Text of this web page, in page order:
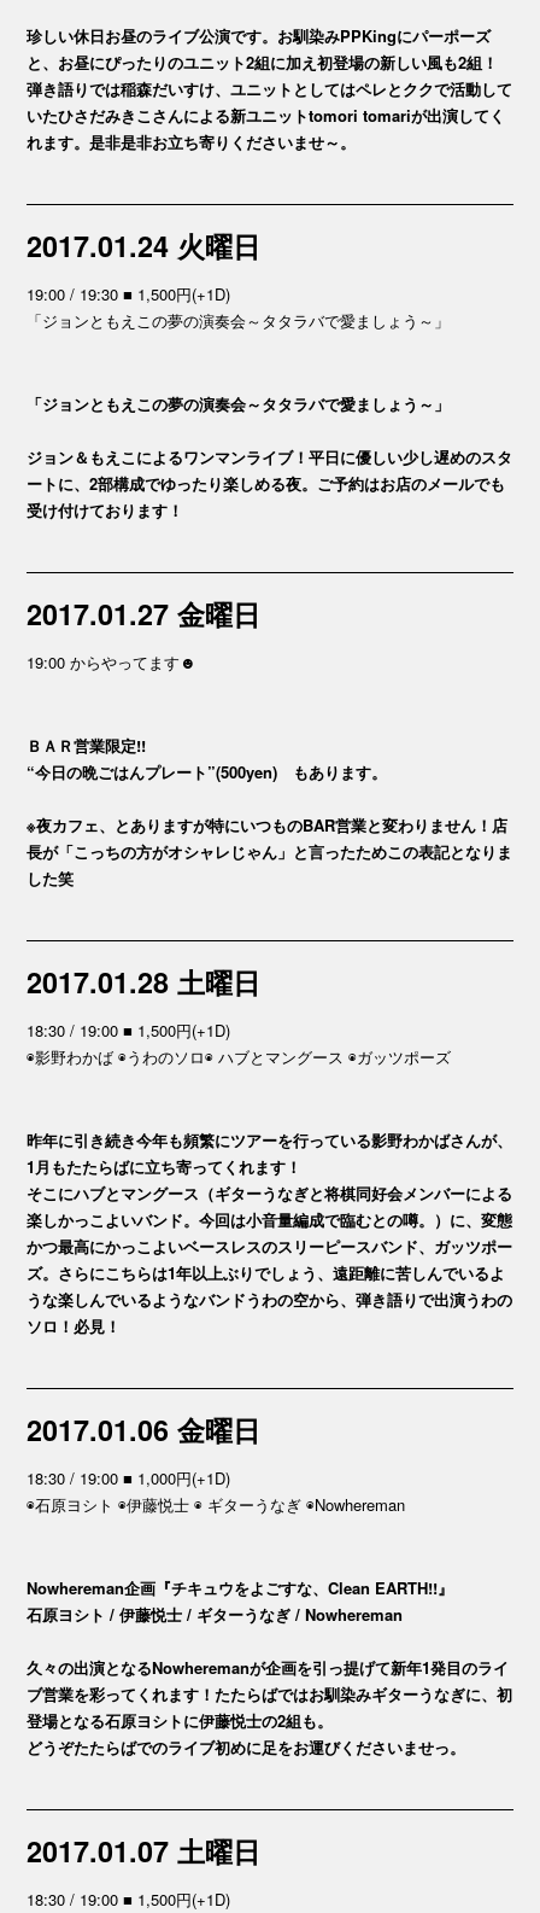
珍しい休日お昼のライブ公演です。お馴染みPPKingにパーポーズ
と、お昼にぴったりのユニット2組に加え初登場の新しい風も2組！
弾き語りでは稲森だいすけ、ユニットとしてはペレとククで活動して
いたひさだみきこさんによる新ユニットtomori tomariが出演してく
れます。是非是非お立ち寄りくださいませ～。
2017.01.24 火曜日
19:00 / 19:30 ■ 1,500円(+1D)
「ジョンともえこの夢の演奏会～タタラバで愛ましょう～」
「ジョンともえこの夢の演奏会～タタラバで愛ましょう～」
ジョン＆もえこによるワンマンライブ！平日に優しい少し遅めのスタ
ートに、2部構成でゆったり楽しめる夜。ご予約はお店のメールでも
受け付けております！
2017.01.27 金曜日
19:00 からやってます☻
ＢＡＲ営業限定!!
“今日の晩ごはんプレート”(500yen) もあります。
※夜カフェ、とありますが特にいつものBAR営業と変わりません！店
長が「こっちの方がオシャレじゃん」と言ったためこの表記となりま
した笑
2017.01.28 土曜日
18:30 / 19:00 ■ 1,500円(+1D)
◉影野わかば ◉うわのソロ◉ ハブとマングース ◉ガッツポーズ
昨年に引き続き今年も頻繁にツアーを行っている影野わかばさんが、
1月もたたらばに立ち寄ってくれます！
そこにハブとマングース（ギターうなぎと将棋同好会メンバーによる
楽しかっこよいバンド。今回は小音量編成で臨むとの噂。）に、変態
かつ最高にかっこよいベースレスのスリーピースバンド、ガッツポー
ズ。さらにこちらは1年以上ぶりでしょう、遠距離に苦しんでいるよ
うな楽しんでいるようなバンドうわの空から、弾き語りで出演うわの
ソロ！必見！
2017.01.06 金曜日
18:30 / 19:00 ■ 1,000円(+1D)
◉石原ヨシト ◉伊藤悦士 ◉ ギターうなぎ ◉Nowhereman
Nowhereman企画『チキュウをよごすな、Clean EARTH!!』
石原ヨシト / 伊藤悦士 / ギターうなぎ / Nowhereman
久々の出演となるNowheremanが企画を引っ提げて新年1発目のライ
ブ営業を彩ってくれます！たたらばではお馴染みギターうなぎに、初
登場となる石原ヨシトに伊藤悦士の2組も。
どうぞたたらばでのライブ初めに足をお運びくださいませっ。
2017.01.07 土曜日
18:30 / 19:00 ■ 1,500円(+1D)